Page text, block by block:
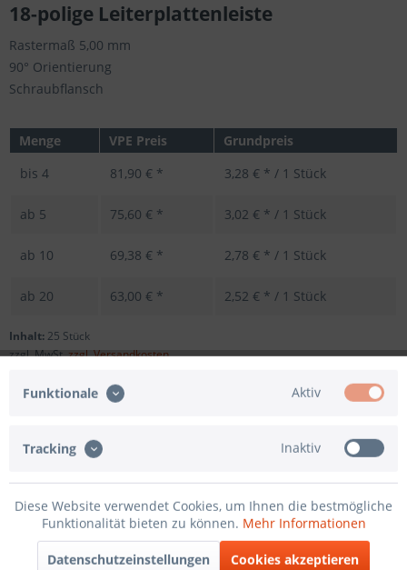
18-polige Leiterplattenleiste
Rastermaß 5,00 mm
90° Orientierung
Schraubflansch
Menge VPE Preis
Grundpreis
bis 4 81,90 € * 3,28 € * / 1 Stück
ab 5 75,60 € * 3,02 € * / 1 Stück
ab 10 69,38 € * 2,78 € * / 1 Stück
ab 20 63,00 € * 2,52 € * / 1 Stück
Inhalt: 25 Stück
zzgl. MwSt.zzgl. Versandkosten
In den Warenkorb
Merken
Funktionale Aktiv
Tracking Inaktiv
Diese Website verwendet Cookies, um Ihnen die bestmögliche
Funktionalität bieten zu können. Mehr Informationen
Datenschutzeinstellungen Cookies akzeptieren